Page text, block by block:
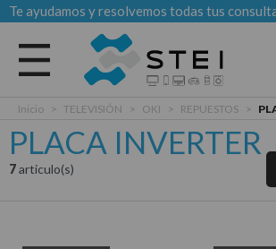
Te ayudamos y resolvemos todas tus
Todas las categorias
Inicio > TELEVISIÓN > OKI > REPUESTOS >
PLACA INVERTER
7articulo(s)